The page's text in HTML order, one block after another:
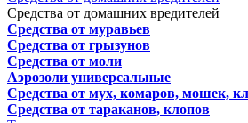
Средства от домашних вредителей
Средства от муравьев
Средства от грызунов
Средства от моли
Аэрозоли универсальные
Средства от мух, комаров, мошек,
Средства от тараканов, клопов